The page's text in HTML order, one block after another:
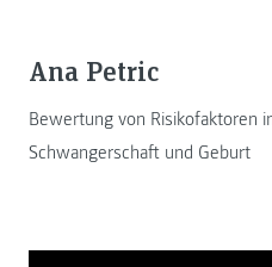
Ana Petric
Bewertung von Risikofaktoren
Schwangerschaft und Geburt